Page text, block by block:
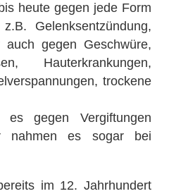
heute gegen jede Form
Gelenksentzündung,
gegen Geschwüre,
Hauterkrankungen,
trockene
gegen Vergiftungen
nahmen es sogar bei
im 12. Jahrhundert